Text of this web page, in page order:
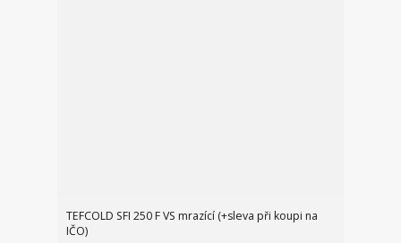
TEFCOLD SFI 250 F VS mrazící (+sleva při koupi na
IČO)